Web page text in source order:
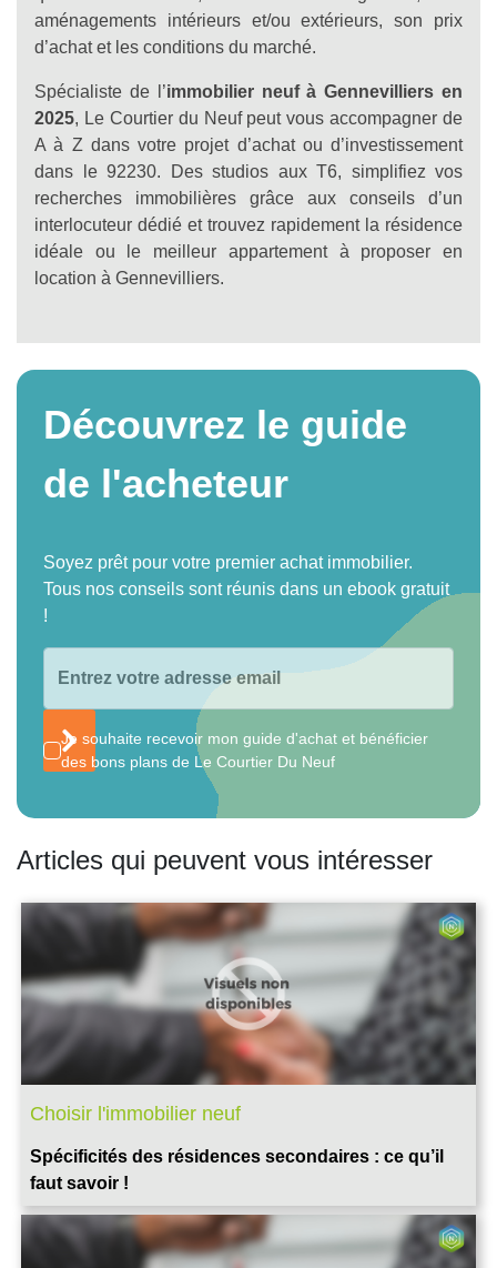
aménagements intérieurs et/ou extérieurs, son prix
d’achat et les conditions du marché.
Spécialiste de l’immobilier neuf à Gennevilliers en
2025, Le Courtier du Neuf peut vous accompagner de
A à Z dans votre projet d’achat ou d’investissement
dans le 92230. Des studios aux T6, simplifiez vos
recherches immobilières grâce aux conseils d’un
interlocuteur dédié et trouvez rapidement la résidence
idéale ou le meilleur appartement à proposer en
location à Gennevilliers.
Découvrez le guide
de l'acheteur
Soyez prêt pour votre premier achat immobilier.
Tous nos conseils sont réunis dans un ebook gratuit
!
Je souhaite recevoir mon guide d'achat et bénéficier
des bons plans de Le Courtier Du Neuf
Articles qui peuvent vous intéresser
Choisir l'immobilier neuf
Spécificités des résidences secondaires : ce qu’il
faut savoir !